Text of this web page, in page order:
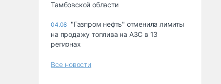
Тамбовской области
04.08 "Газпром нефть" отменила лимиты
на продажу топлива на АЗС в 13
регионах
Все новости